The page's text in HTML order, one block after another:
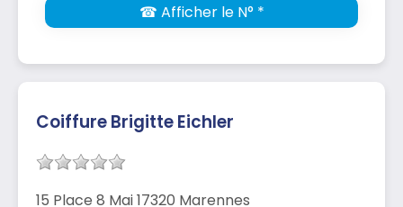
☎ Afficher le N° *
Coiffure Brigitte Eichler
15 Place 8 Mai 17320 Marennes